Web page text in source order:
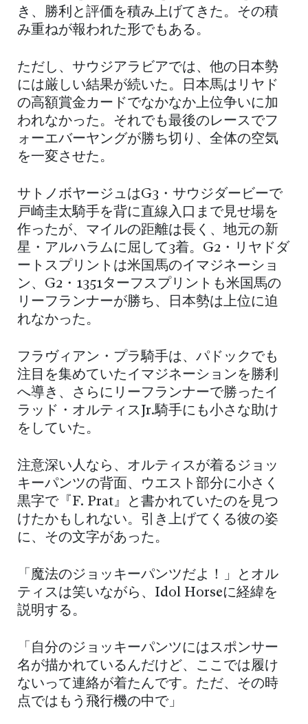
き、勝利と評価を積み上げてきた。その積
み重ねが報われた形でもある。
ただし、サウジアラビアでは、他の日本勢
には厳しい結果が続いた。日本馬はリヤド
の高額賞金カードでなかなか上位争いに加
われなかった。それでも最後のレースでフ
ォーエバーヤングが勝ち切り、全体の空気
を一変させた。
サトノボヤージュはG3・サウジダービーで
戸崎圭太騎手を背に直線入口まで見せ場を
作ったが、マイルの距離は長く、地元の新
星・アルハラムに屈して3着。G2・リヤドダ
ートスプリントは米国馬のイマジネーショ
ン、G2・1351ターフスプリントも米国馬の
リーフランナーが勝ち、日本勢は上位に迫
れなかった。
フラヴィアン・プラ騎手は、パドックでも
注目を集めていたイマジネーションを勝利
へ導き、さらにリーフランナーで勝ったイ
ラッド・オルティスJr.騎手にも小さな助け
をしていた。
注意深い人なら、オルティスが着るジョッ
キーパンツの背面、ウエスト部分に小さく
黒字で『F. Prat』と書かれていたのを見つ
けたかもしれない。引き上げてくる彼の姿
に、その文字があった。
「魔法のジョッキーパンツだよ！」とオル
ティスは笑いながら、Idol Horseに経緯を
説明する。
「自分のジョッキーパンツにはスポンサー
名が描かれているんだけど、ここでは履け
ないって連絡が着たんです。ただ、その時
点ではもう飛行機の中で」